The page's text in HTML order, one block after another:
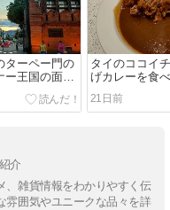
ターペー門の
王国の面影
のシンボル
タイのココイ
げカレーを食
21日前
介
、雑貨情報をわかりやすく伝
雰囲気やユニークな品々を詳